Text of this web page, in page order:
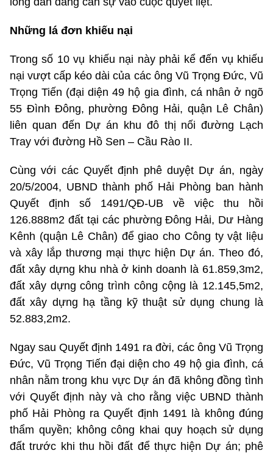
Những lá đơn khiếu nại
Trong số 10 vụ khiếu nại này phải kể đến vụ khiếu
nại vượt cấp kéo dài của các ông Vũ Trọng Đức, Vũ
Trọng Tiến (đại diện 49 hộ gia đình, cá nhân ở ngõ
55 Đình Đông, phường Đông Hải, quận Lê Chân)
liên quan đến Dự án khu đô thị nối đường Lạch
Tray với đường Hồ Sen – Cầu Rào II.
Cùng với các Quyết định phê duyệt Dự án, ngày
20/5/2004, UBND thành phố Hải Phòng ban hành
Quyết định số 1491/QĐ-UB về việc thu hồi
126.888m2 đất tại các phường Đông Hải, Dư Hàng
Kênh (quận Lê Chân) để giao cho Công ty vật liệu
và xây lắp thương mại thực hiện Dự án. Theo đó,
đất xây dựng khu nhà ở kinh doanh là 61.859,3m2,
đất xây dựng công trình công cộng là 12.145,5m2,
đất xây dựng hạ tầng kỹ thuật sử dụng chung là
52.883,2m2.
Ngay sau Quyết định 1491 ra đời, các ông Vũ Trọng
Đức, Vũ Trọng Tiến đại diện cho 49 hộ gia đình, cá
nhân nằm trong khu vực Dự án đã không đồng tình
với Quyết định này và cho rằng việc UBND thành
phố Hải Phòng ra Quyết định 1491 là không đúng
thẩm quyền; không công khai quy hoạch sử dụng
đất trước khi thu hồi đất để thực hiện Dự án; phê